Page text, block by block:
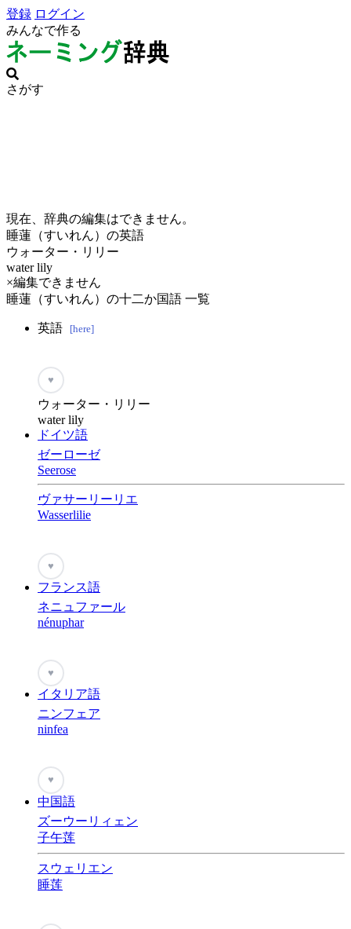
登録 ログイン
みんなで作る
さがす
現在、辞典の編集はできません。
睡蓮（すいれん）の英語
ウォーター・リリー
water lily
×編集できません
睡蓮（すいれん）の十二か国語 一覧
英語 [here]
♥
ウォーター・リリー
water lily
ドイツ語
ゼーローゼ
Seerose
ヴァサーリーリエ
Wasserlilie
♥
フランス語
ネニュファール
nénuphar
♥
イタリア語
ニンフェア
ninfea
♥
中国語
ズーウーリィェン
子午莲
スウェリエン
睡莲